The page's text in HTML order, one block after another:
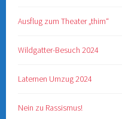
Ausflug zum Theater „thim“
Wildgatter-Besuch 2024
Laternen Umzug 2024
Nein zu Rassismus!